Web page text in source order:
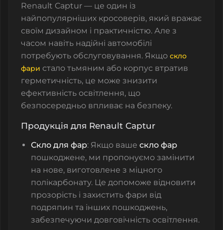
Renault Captur — це один із
найпопулярніших кросоверів, який вражає
своїм дизайном і практичністю. Але з
часом навіть надійні автомобілі
потребують обслуговування. Якщо скло
фари стало тьмяним або корпус втратив
герметичність, це може знизити
ефективність освітлення, що
безпосередньо впливає на безпеку.
Продукція для Renault Captur
Скло для фар: Якщо ваше скло фар
пошкоджене, ми пропонуємо замінити
на нове, виготовлене з міцного
полікарбонату. Це допоможе відновити
прозорість і захистить фари від
подряпин та інших пошкоджень,
забезпечуючи довговічність освітлення.